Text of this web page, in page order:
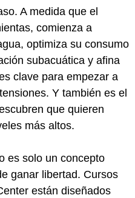
A medida que el
comienza a
optimiza su consumo
subacuática y afina
clave para empezar a
Y también es el
que quieren
más altos.
es solo un concepto
ganar libertad. Cursos
están diseñados